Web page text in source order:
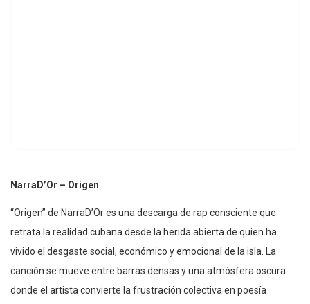
NarraD’Or – Origen
“Origen” de NarraD’Or es una descarga de rap consciente que
retrata la realidad cubana desde la herida abierta de quien ha
vivido el desgaste social, económico y emocional de la isla. La
canción se mueve entre barras densas y una atmósfera oscura
donde el artista convierte la frustración colectiva en poesía